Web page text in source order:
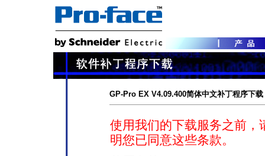
GP-Pro EX V4.09.400简体中文补丁程序下载
使用我们的下载服务之前
明您已同意这些条款。